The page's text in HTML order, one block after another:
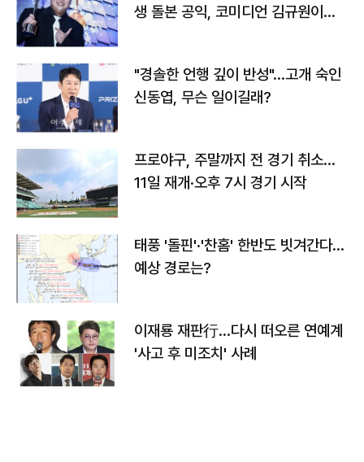
생 돌본 공익, 코미디언 김규원이었
"경솔한 언행 깊이 반성"…고개 숙인
신동엽, 무슨 일이길래?
프로야구, 주말까지 전 경기 취소…
11일 재개·오후 7시 경기 시작
태풍 '돌핀'·'찬홈' 한반도 빗겨간다…
예상 경로는?
이재룡 재판行…다시 떠오른 연예계
'사고 후 미조치' 사례